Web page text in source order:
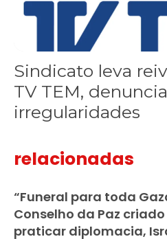
Sindicato leva
TV TEM,
irregularidades
relacionadas
“Funeral para toda
Conselho da Paz
praticar diplomacia,